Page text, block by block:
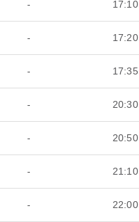
- 17:10
- 17:20
- 17:35
- 20:30
- 20:50
- 21:10
- 22:00